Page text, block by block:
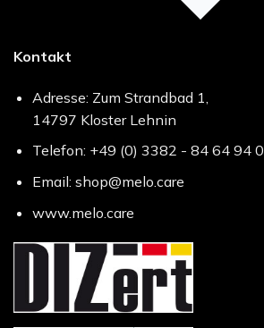
Kontakt
Adresse: Zum Strandbad 1,
14797 Kloster Lehnin
Telefon: +49 (0) 3382 - 84 64 94 0
Email: shop@melo.care
www.melo.care